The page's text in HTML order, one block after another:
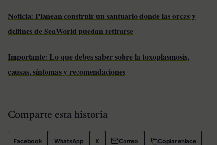
Noticia: Planean construir un santuario donde las orcas y
delfines de SeaWorld puedan retirarse
Importante: Lo que debes saber sobre la toxoplasmosis,
causas, síntomas y recomendaciones
Comparte esta historia
Facebook WhatsApp X Correo Copiar enlace